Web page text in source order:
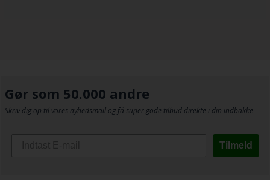
Gør som 50.000 andre
Skriv dig op til vores nyhedsmail og få super gode tilbud direkte i din indbakke
Tilmeld